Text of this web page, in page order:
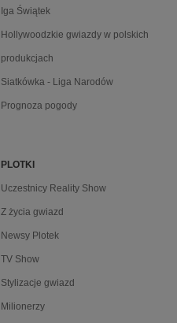
Iga Świątek
Hollywoodzkie gwiazdy w polskich
produkcjach
Siatkówka - Liga Narodów
Prognoza pogody
PLOTKI
Uczestnicy Reality Show
Z życia gwiazd
Newsy Plotek
TV Show
Stylizacje gwiazd
Milionerzy